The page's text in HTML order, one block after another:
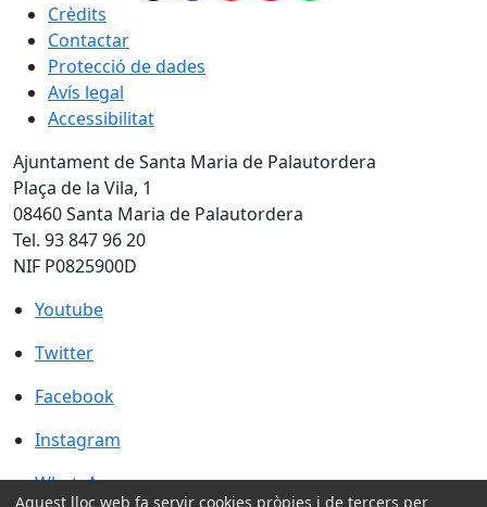
Crèdits
Contactar
Protecció de dades
Avís legal
Accessibilitat
Ajuntament de Santa Maria de Palautordera
Plaça de la Vila, 1
08460 Santa Maria de Palautordera
Tel. 93 847 96 20
NIF P0825900D
Youtube
Youtube
Twitter
Twitter
Facebook
Facebook
Instagram
Instagram
WhatsApp
WhatsApp
Aquest lloc web fa servir cookies pròpies i de tercers per